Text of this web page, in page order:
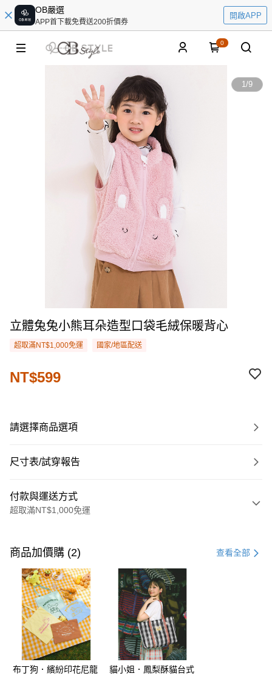
OB嚴選
APP首下載免費送200折價券
開啟APP
0
1/9
立體兔兔小熊耳朵造型口袋毛絨保暖背心
超取滿NT$1,000免運 國家/地區配送
NT$599
請選擇商品選項
尺寸表/試穿報告
付款與運送方式
超取滿NT$1,000免運
信用卡一次付款
購物金
超商取貨付款
LINE Pay
街口支付
運送方式
商品加價購 (2) 查看全部
布丁狗．繽紛印花尼龍
貓小姐．鳳梨酥貓台式